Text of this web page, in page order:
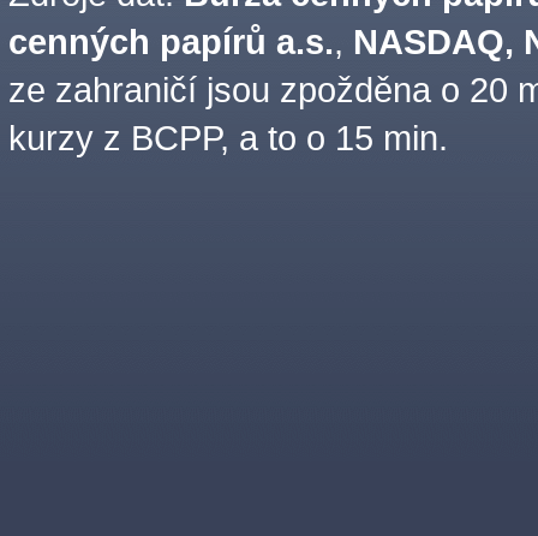
cenných papírů a.s., NASDAQ,
ze zahraničí jsou zpožděna o 20
kurzy z BCPP, a to o 15 min.